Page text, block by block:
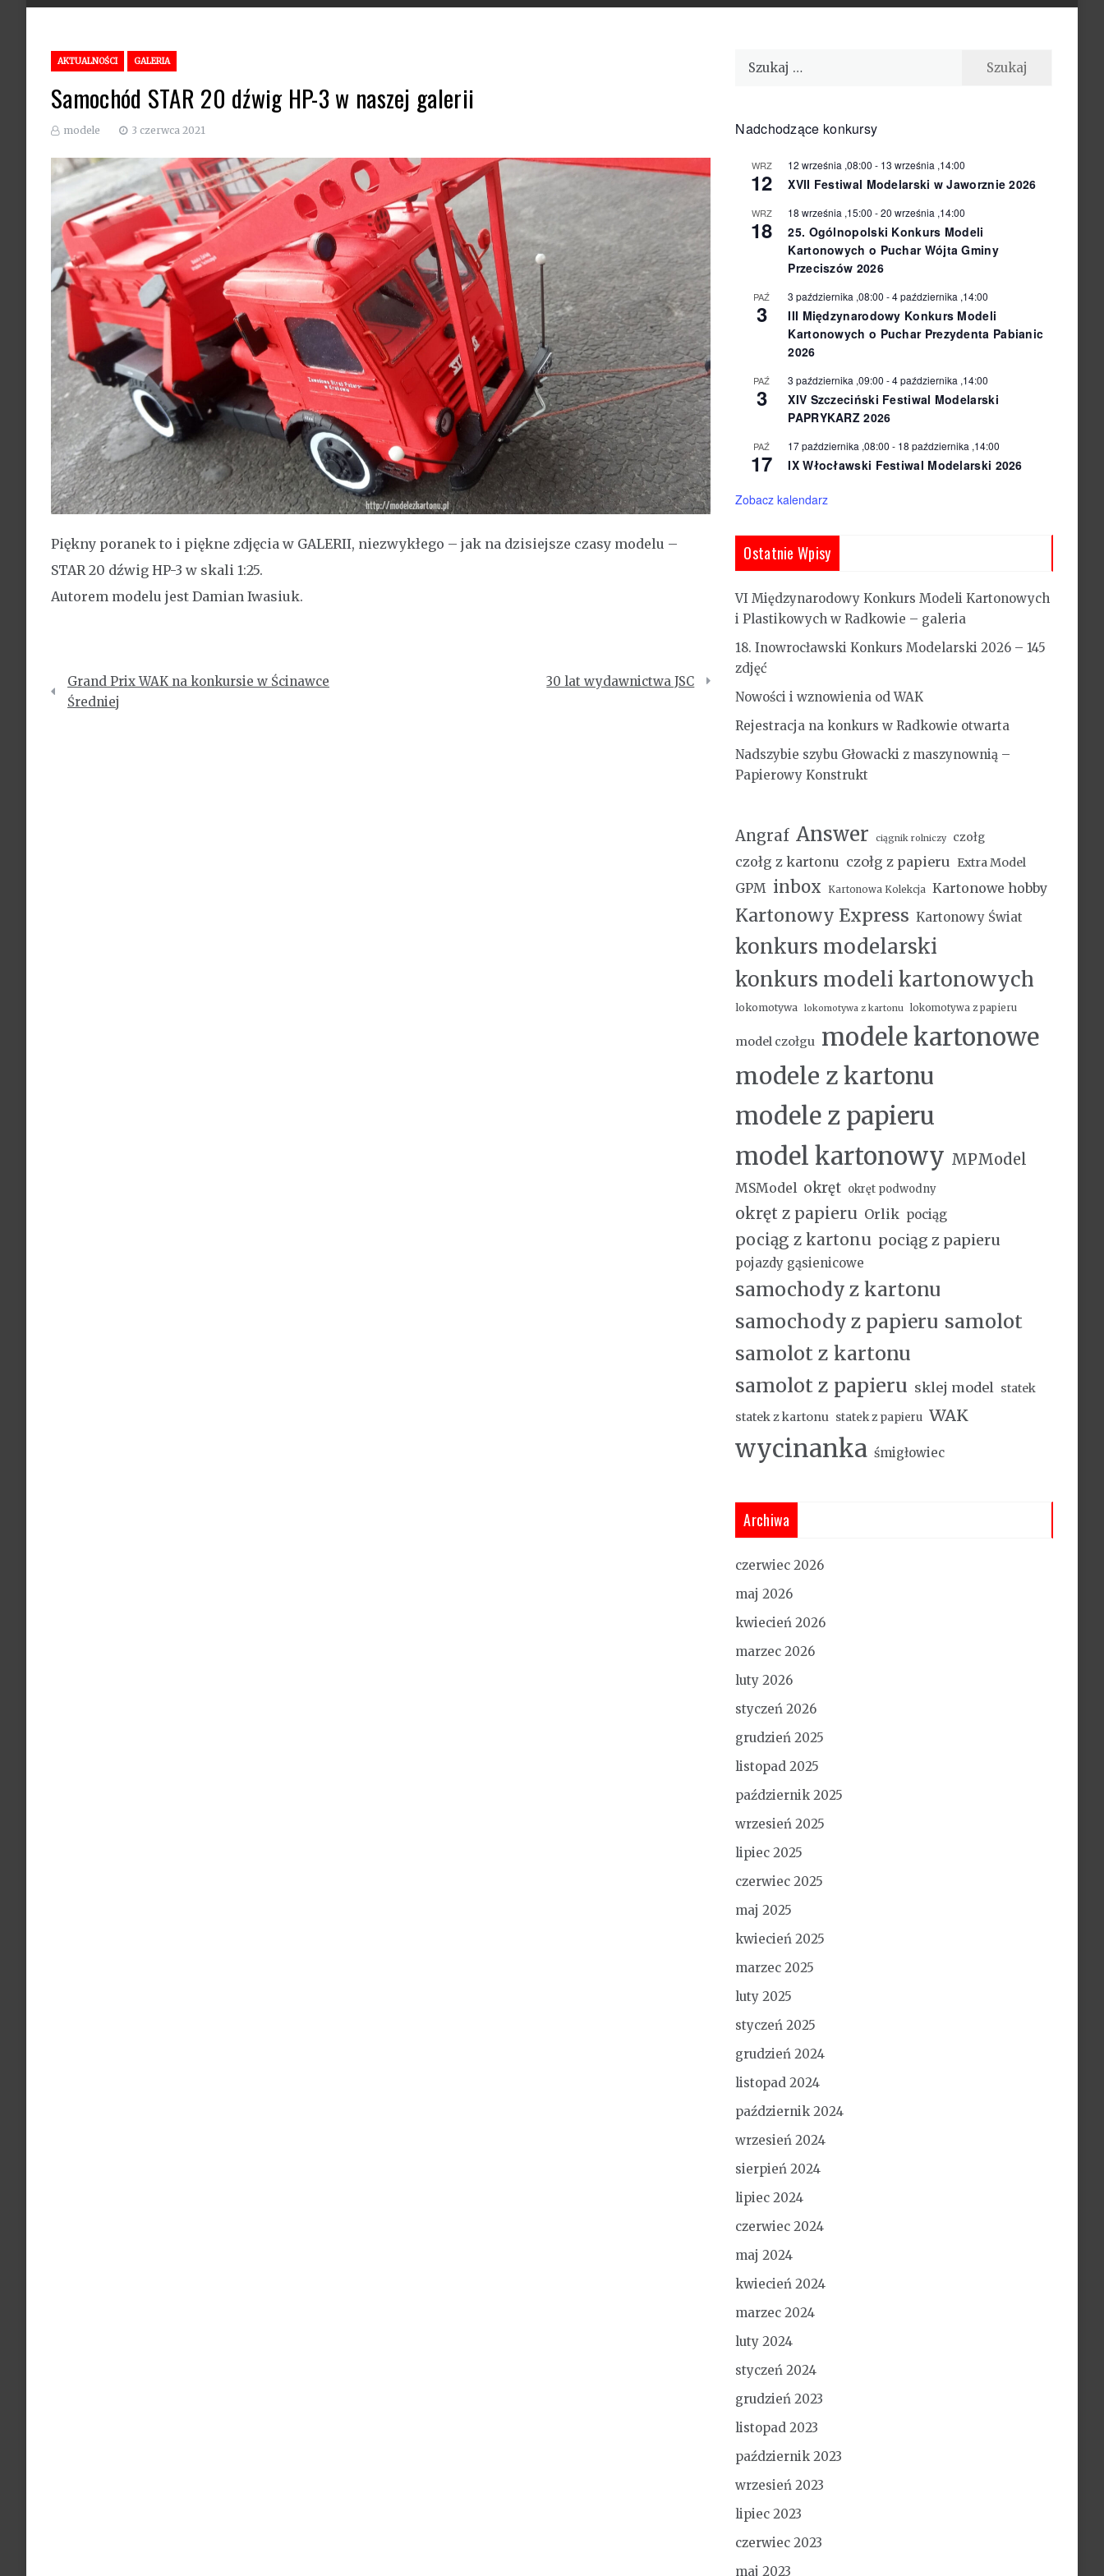
AKTUALNOŚCI GALERIA
Samochód STAR 20 dźwig HP-3 w naszej galerii
modele 3 czerwca 2021
Piękny poranek to i piękne zdjęcia w GALERII, niezwykłego – jak na dzisiejsze czasy modelu –
STAR 20 dźwig HP-3 w skali 1:25.
Autorem modelu jest Damian Iwasiuk.
Nawigacja
wpisu
Grand Prix WAK na konkursie w Ścinawce
Średniej
30 lat wydawnictwa JSC
Szukaj:
Nadchodzące konkursy
WRZ
12
12 września ,08:00 - 13 września ,14:00
XVII Festiwal Modelarski w Jaworznie 2026
WRZ
18
18 września ,15:00 -20 września ,14:00
25. Ogólnopolski Konkurs Modeli
Kartonowych o Puchar Wójta Gminy
Przeciszów 2026
PAŹ
3
3 października ,08:00 -4 października ,14:00
III Międzynarodowy Konkurs Modeli
Kartonowych o Puchar Prezydenta Pabianic
2026
PAŹ
3
3 października ,09:00 -4 października ,14:00
XIV Szczeciński Festiwal Modelarski
PAPRYKARZ 2026
PAŹ
17
17 października ,08:00 - 18 października ,14:00
IX Włocławski Festiwal Modelarski 2026
Zobacz kalendarz
Ostatnie Wpisy
VI Międzynarodowy Konkurs Modeli Kartonowych
i Plastikowych w Radkowie – galeria
18. Inowrocławski Konkurs Modelarski 2026 – 145
zdjęć
Nowości i wznowienia od WAK
Rejestracja na konkurs w Radkowie otwarta
Nadszybie szybu Głowacki z maszynownią –
Papierowy Konstrukt
Angraf Answer ciągnik rolniczy czołg
czołg z kartonu czołg z papieru Extra Model
GPM inbox Kartonowa Kolekcja Kartonowe hobby
Kartonowy Express Kartonowy Świat
konkurs modelarski
konkurs modeli kartonowych
lokomotywa lokomotywa z kartonu lokomotywa z papieru
model czołgu modele kartonowe
modele z kartonu
modele z papieru
model kartonowy MPModel
MSModel okręt okręt podwodny
okręt z papieru Orlik pociąg
pociąg z kartonu pociąg z papieru
pojazdy gąsienicowe
samochody z kartonu
samochody z papieru samolot
samolot z kartonu
samolot z papieru sklej model
statek
statek z kartonu statek z papieru WAK
wycinanka śmigłowiec
Archiwa
czerwiec 2026
maj 2026
kwiecień 2026
marzec 2026
luty 2026
styczeń 2026
grudzień 2025
listopad 2025
październik 2025
wrzesień 2025
lipiec 2025
czerwiec 2025
maj 2025
kwiecień 2025
marzec 2025
luty 2025
styczeń 2025
grudzień 2024
listopad 2024
październik 2024
wrzesień 2024
sierpień 2024
lipiec 2024
czerwiec 2024
maj 2024
kwiecień 2024
marzec 2024
luty 2024
styczeń 2024
grudzień 2023
listopad 2023
październik 2023
wrzesień 2023
lipiec 2023
czerwiec 2023
maj 2023